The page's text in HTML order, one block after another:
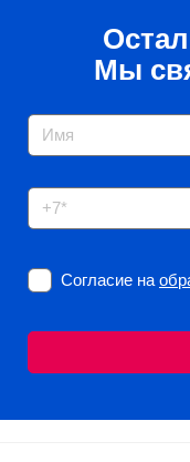
Мы
Согласие на